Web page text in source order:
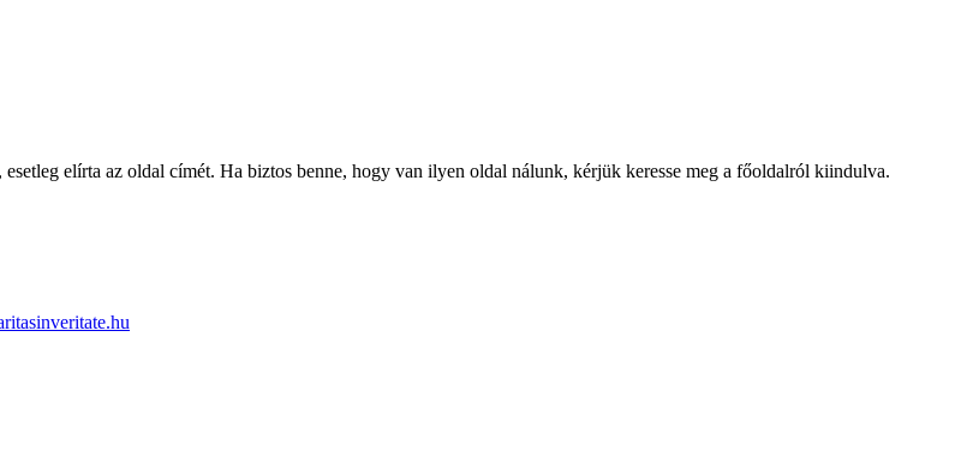
elírta az oldal címét. Ha biztos benne, hogy van ilyen oldal nálunk, kérjük keresse meg a főoldalról kiindulva.